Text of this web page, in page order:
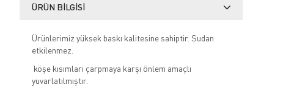
ÜRÜN BILGISI
Ürünlerimiz yüksek baskı kalitesine sahiptir. Sudan
etkilenmez.
köşe kısımları çarpmaya karşı önlem amaçlı
yuvarlatılmıştır.